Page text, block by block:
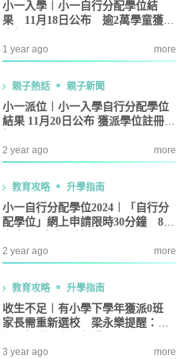
小一入學︱小一自行分配學位結
果 11月18日公布 逾2萬學童獲派
1 year ago more
親子熱話 親子新聞
小一派位︱小一入學自行分配學位
結果 11月20日公布 獲派學位註冊須
2 year ago more
教育攻略 升學指南
小一自行分配學位2024︱「自行分
配學位」網上申請限時30分鐘 8步
2 year ago more
教育攻略 升學指南
收生不足︱有小學下學年獲派0班
家長需重新選校 梁永樂提醒：千
3 year ago more